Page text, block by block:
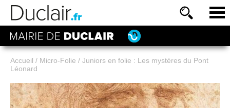
Accueil / Micro-Folie / Juniors en folie : Les mystères du Pont
Léonard